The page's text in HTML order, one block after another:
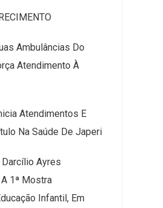
Ambulâncias Do
Atendimento À
Atendimentos E
Na Saúde De Japeri
Ayres
1ª Mostra
Infantil, Em